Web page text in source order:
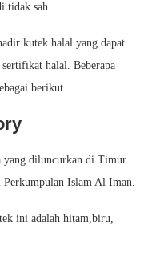
tidak sah.
kutek halal yang dapat
halal. Beberapa
berikut.
yang diluncurkan di Timur
Perkumpulan Islam Al Iman.
ini adalah hitam,biru,